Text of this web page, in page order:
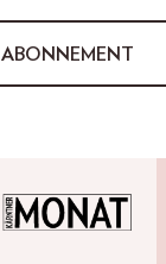
ABONNEMENT